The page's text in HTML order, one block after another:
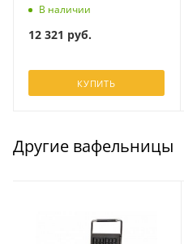
В наличии
12 321 руб.
КУПИТЬ
Другие вафельницы